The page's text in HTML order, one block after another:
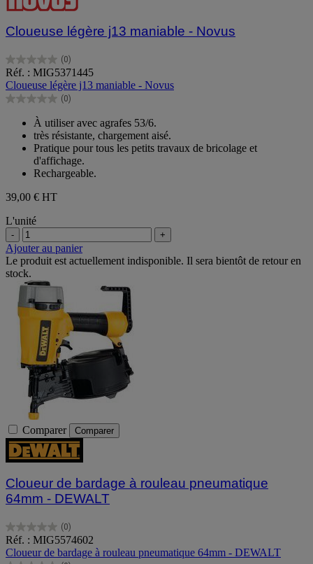
Cloueuse légère j13 maniable - Novus
(0)
0.0
sur
5
étoiles.
Réf. : MIG5371445
Cloueuse légère j13 maniable - Novus
(0)
0.0
étoiles.
À utiliser avec agrafes 53/6.
très résistante, chargement aisé.
Pratique pour tous les petits travaux de bricolage et
d'affichage.
Rechargeable.
39,00 € HT
L'unité
- +
Ajouter au panier
Le produit est actuellement indisponible. Il sera bientôt de retour en
stock.
Comparer Comparer
Cloueur de bardage à rouleau pneumatique
64mm - DEWALT
(0)
0.0
sur
5
Réf. : MIG5574602
Cloueur de bardage à rouleau pneumatique 64mm - DEWALT